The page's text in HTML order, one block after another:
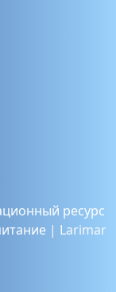
ресурс
| Larimar